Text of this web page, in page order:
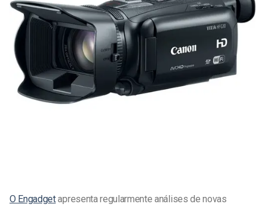
O Engadgetapresenta regularmente análises de novas